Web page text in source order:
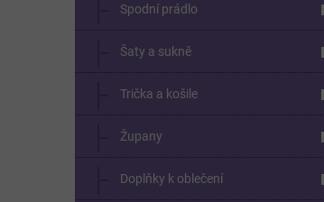
Spodní prádlo
Šaty a sukně
Trička a košile
Župany
Doplňky k oblečení